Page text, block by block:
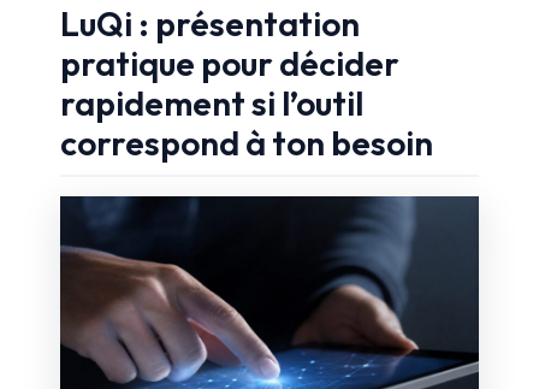
LuQi : présentation
pratique pour décider
rapidement si l’outil
correspond à ton besoin